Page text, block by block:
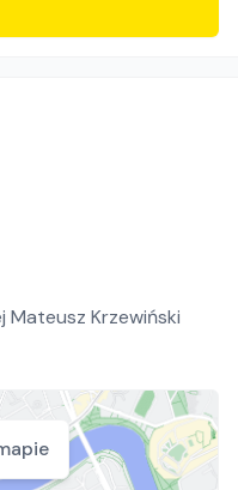
Mateusz Krzewiński